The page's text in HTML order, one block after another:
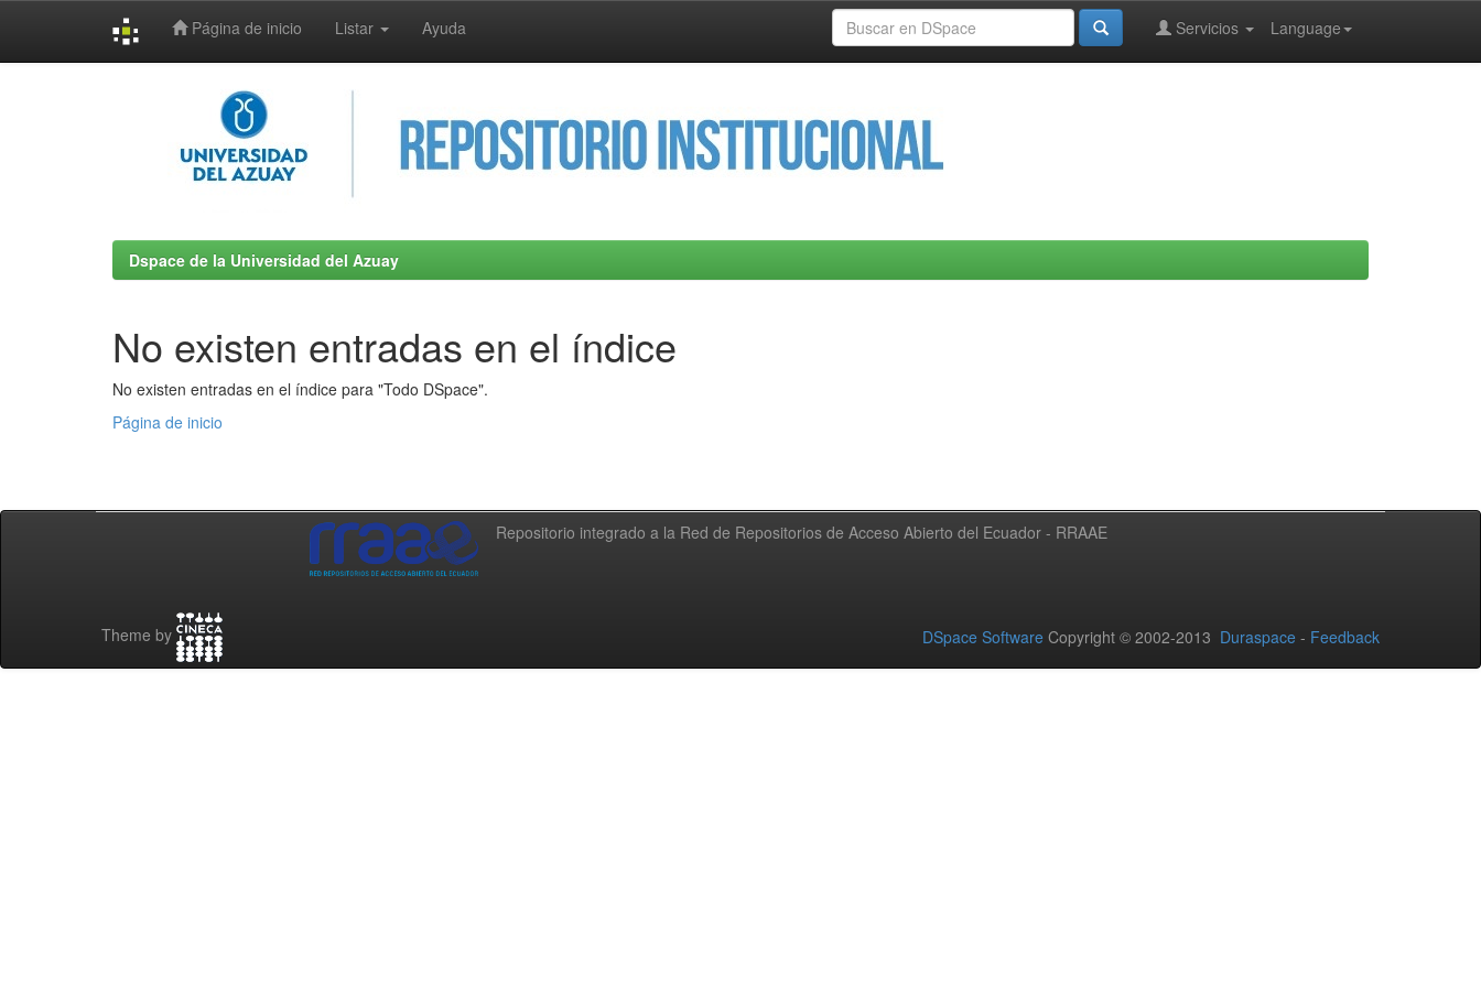
Página de inicio Listar Ayuda Language
Servicios
Dspace de la Universidad del Azuay
No existen entradas en el índice
No existen entradas en el índice para "Todo DSpace".
Página de inicio
Repositorio integrado a la Red de Repositorios de Acceso Abierto del Ecuador - RRAAE
Theme by DSpace Software Copyright © 2002-2013 Duraspace - Feedback